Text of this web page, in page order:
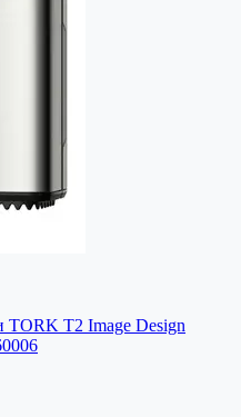
TORK T2 Image Design